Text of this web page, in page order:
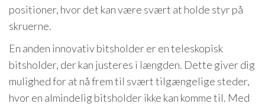
positioner, hvor det kan være svært at holde styr på
skruerne.
En anden innovativ bitsholder er en teleskopisk
bitsholder, der kan justeres i længden. Dette giver dig
mulighed for at nå frem til svært tilgængelige steder,
hvor en almindelig bitsholder ikke kan komme til. Med